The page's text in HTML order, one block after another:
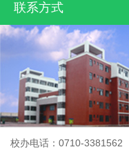
联系方式
校办电话：0710-3381562